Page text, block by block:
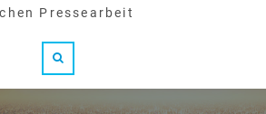
Pressearbeit